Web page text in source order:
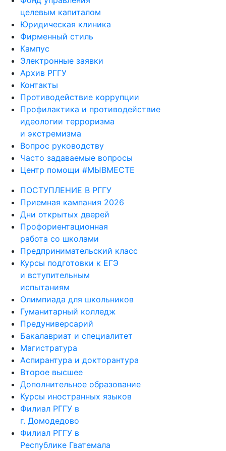
целевым капиталом
Юридическая клиника
Фирменный стиль
Кампус
Электронные заявки
Архив РГГУ
Контакты
Противодействие коррупции
Профилактика и противодействие
идеологии терроризма
и экстремизма
Вопрос руководству
Часто задаваемые вопросы
Центр помощи #МЫВМЕСТЕ
ПОСТУПЛЕНИЕ В РГГУ
Приемная кампания 2026
Дни открытых дверей
Профориентационная
работа со школами
Предпринимательский класс
Курсы подготовки к ЕГЭ
и вступительным
испытаниям
Олимпиада для школьников
Гуманитарный колледж
Предуниверсарий
Бакалавриат и специалитет
Магистратура
Аспирантура и докторантура
Второе высшее
Дополнительное образование
Курсы иностранных языков
Филиал РГГУ в
г. Домодедово
Филиал РГГУ в
Республике Гватемала